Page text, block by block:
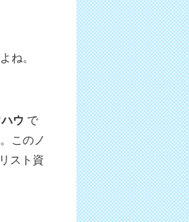
ね。
ウ で
このノ
スト資